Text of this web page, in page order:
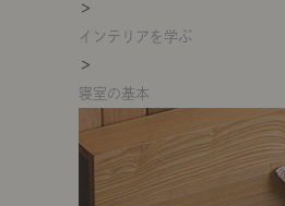
n
a
g
a
i
＞
インテリアを学ぶ
＞
寝室の基本